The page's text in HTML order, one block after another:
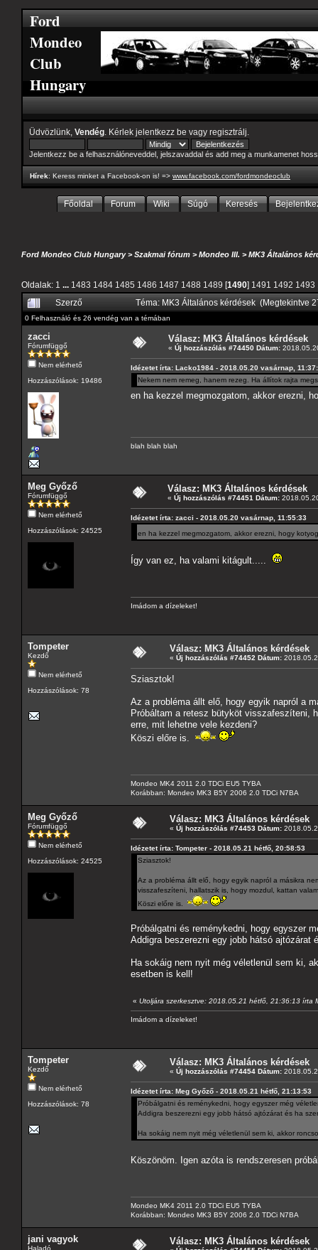
Ford
Mondeo
Club
Hungary
Üdvözlünk, Vendég . Kérlek jelentkezz be vagy regisztrálj
Jelentkezz be a felhasználóneveddel, jelszavaddal és add meg a munkamenet
Hírek: Keress minket a Facebook-on is! => www.facebook.com/fordmondeoclub
Főoldal Forum Wiki Súgó Keresés
Ford Mondeo Club Hungary>Szakmai fórum >Mondeo III. >MK3 Általános
Oldalak: 1 ... 1483 1484 1485 1486 1487 1488 1489 [1490] 1491 1492 1493
Szerző
Téma: MK3 Általános kérdések (Megtekintve
0 Felhasználó és 26 vendég van a témában
zacci
Fórumfüggő
Nem elérhető
Hozzászólások: 19486
Válasz: MK3 Általános kérdések
« Új hozzászólás #74450 Dátum:
Idézetet írta: Lacko1984 - 2018.05.20 vasárnap,
Nekem nem remeg, hanem rezeg. Ha állítok rajta
en ha kezzel megmozgatom, akkor erezni,
blah blah blah
Meg Győző
Fórumfüggő
Nem elérhető
Hozzászólások: 24525
Válasz: MK3 Általános kérdések
« Új hozzászólás #74451 Dátum:
Idézetet írta: zacci - 2018.05.20 vasárnap, 11:55:33
en ha kezzel megmozgatom, akkor erezni, hogy
Így van ez, ha valami kitágult.....
Imádom a dízeleket!
Tompeter
Kezdő
Nem elérhető
Hozzászólások: 78
Válasz: MK3 Általános kérdések
« Új hozzászólás #74452 Dátum:
Sziasztok!
Az a probléma állt elő, hogy egyik napról a
Próbáltam a retesz bütyköt visszafeszíteni,
erre, mit lehetne vele kezdeni?
Köszi előre is.
Mondeo MK4 2011 2.0 TDCi EU5 TYBA
Korábban: Mondeo MK3 B5Y 2006 2.0 TDCi N7BA
Meg Győző
Fórumfüggő
Nem elérhető
Hozzászólások: 24525
Válasz: MK3 Általános kérdések
« Új hozzászólás #74453 Dátum:
Idézetet írta: Tompeter - 2018.05.21 hétfő, 20:58:53
Sziasztok!
Az a probléma állt elő, hogy egyik napról a másikra
visszafeszíteni, hallatszik is, hogy mozdul, kattan
Köszi előre is.
Próbálgatni és reménykedni, hogy egyszer
Addigra beszerezni egy jobb hátsó
Ha sokáig nem nyit még véletlenül sem ki,
esetben is kell!
« Utoljára szerkesztve: 2018.05.21 hétfő, 21:36:13 írta
Imádom a dízeleket!
Tompeter
Kezdő
Nem elérhető
Hozzászólások: 78
Válasz: MK3 Általános kérdések
« Új hozzászólás #74454 Dátum:
Idézetet írta: Meg Győző - 2018.05.21 hétfő, 21:13:53
Próbálgatni és reménykedni, hogy egyszer még
Addigra beszerezni egy jobb hátsó ajtózárat és ha
Ha sokáig nem nyit még véletlenül sem ki, akkor
Köszönöm. Igen azóta is rendszeresen
Mondeo MK4 2011 2.0 TDCi EU5 TYBA
Korábban: Mondeo MK3 B5Y 2006 2.0 TDCi N7BA
jani vagyok
Haladó
Válasz: MK3 Általános kérdések